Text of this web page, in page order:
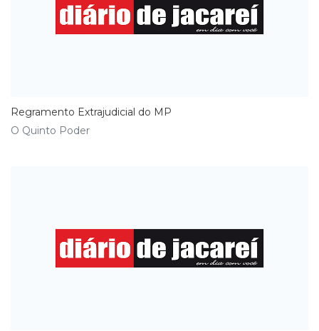
Regramento Extrajudicial do MP
O Quinto Poder